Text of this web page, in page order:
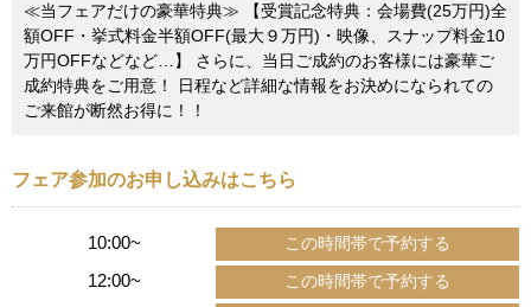
≪当フェアだけの豪華特典≫ 【受賞記念特典：会場費(25万円)全
額OFF・挙式料金半額OFF(最大９万円)・映像、スナップ料金10
万円OFFなどなど…】 さらに、当日ご成約のお客様には豪華ご
成約特典をご用意！ 日程など詳細な情報をお決めになられての
ご来館が断然お得に！！
フェア参加のお申し込みはこちら
10:00~
12:00~